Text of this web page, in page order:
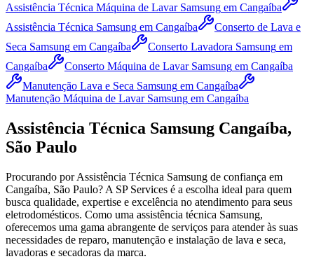
Assistência Técnica Máquina de Lavar Samsung em Cangaíba
Assistência Técnica Samsung em Cangaíba
Conserto de Lava e
Seca Samsung em Cangaíba Conserto Lavadora Samsung em
Cangaíba
Conserto Máquina de Lavar Samsung em Cangaíba
Manutenção Lava e Seca Samsung em Cangaíba
Manutenção Máquina de Lavar Samsung em Cangaíba
Assistência Técnica Samsung Cangaíba,
São Paulo
Procurando por Assistência Técnica Samsung de confiança em
Cangaíba, São Paulo? A SP Services é a escolha ideal para quem
busca qualidade, expertise e excelência no atendimento para seus
eletrodomésticos. Como uma assistência técnica Samsung,
oferecemos uma gama abrangente de serviços para atender às suas
necessidades de reparo, manutenção e instalação de lava e seca,
lavadoras e secadoras da marca.